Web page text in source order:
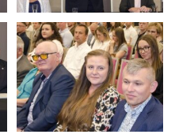
O
t
w
i
e
r
a
o
b
r